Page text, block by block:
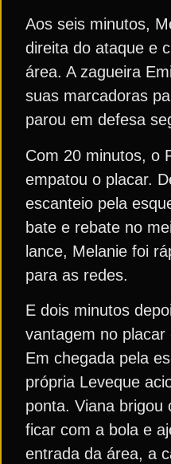
Aos seis minutos,
direita do ataque e
área. A zagueira
suas marcadoras
parou em defesa
Com 20 minutos, o
empatou o placar.
escanteio pela
bate e rebate no
lance, Melanie foi
para as redes.
E dois minutos
vantagem no
Em chegada pela
própria Leveque
ponta. Viana brigou
ficar com a bola e
entrada da área, a